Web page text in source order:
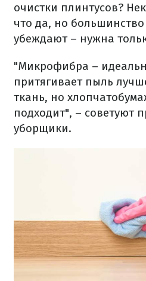
очистки плинтусов?
что да, но большинство
убеждают – нужна
"Микрофибра –
притягивает пыль
ткань, но
подходит", – советуют
уборщики.